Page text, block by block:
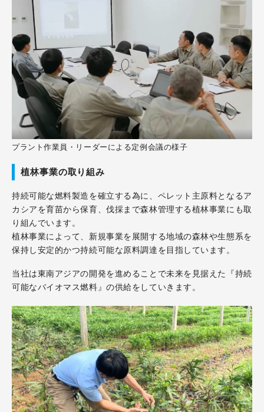
プラント作業員・リーダーによる定例会議の様子
植林事業の取り組み
持続可能な燃料製造を確立する為に、ペレット主原料となるア
カシアを育苗から保育、伐採まで森林管理する植林事業にも取
り組んでいます。
植林事業によって、新規事業を展開する地域の森林や生態系を
保持し安定的かつ持続可能な原料調達を目指しています。
当社は東南アジアの開発を進めることで未来を見据えた『持続
可能なバイオマス燃料』の供給をしていきます。